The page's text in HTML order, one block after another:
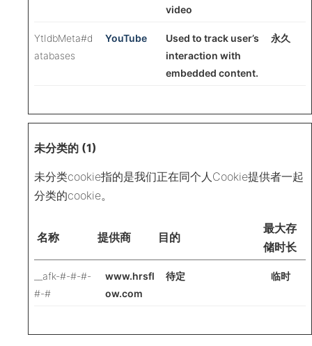
video
YtIdbMeta#d
atabases
YouTube
Used to track user’s
interaction with
embedded content.
永久
未分类的 (1)
未分类cookie指的是我们正在同个人Cookie提供者一起
分类的cookie。
名称 提供商 目的
最大存
储时长
__afk-#-#-#-
#-#
www.hrsfl
ow.com
待定 临时